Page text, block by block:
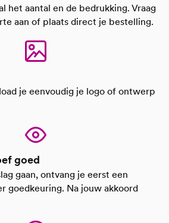
het aantal en de bedrukking. Vraag
aan of plaats direct je bestelling.
je eenvoudig je logo of ontwerp
goed
gaan, ontvang je eerst een
goedkeuring. Na jouw akkoord